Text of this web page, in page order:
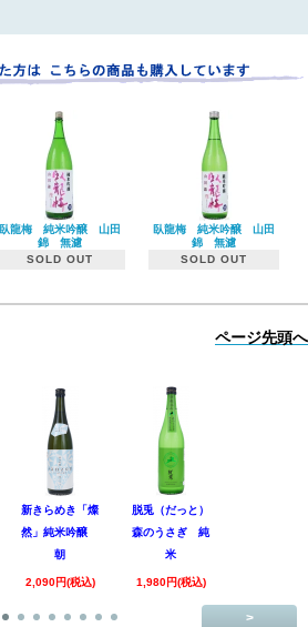
臥龍梅 純米吟醸 山田
錦 無濾
SOLD OUT
臥龍梅 純米吟醸 山田
錦 無濾
SOLD OUT
ページ先頭へ
新きらめき「燦
然」純米吟醸
朝
2,090円(税込)
脱兎（だっと）
森のうさぎ 純
米
1,980円(税込)
>